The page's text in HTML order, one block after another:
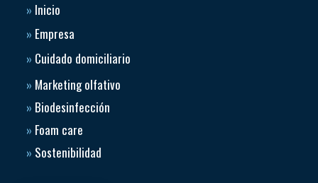
» Inicio
» Empresa
» Cuidado domiciliario
» Marketing olfativo
» Biodesinfección
» Foam care
» Sostenibilidad